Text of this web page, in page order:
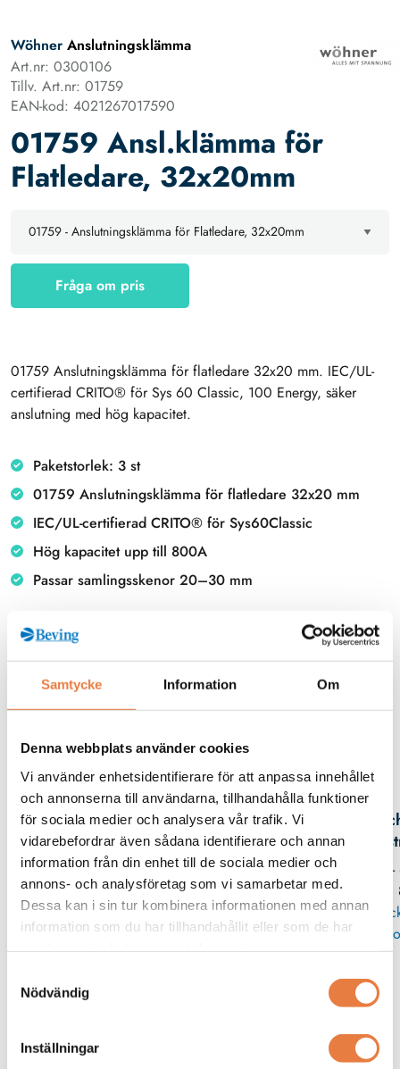
Samtycke Information Om
Denna webbplats använder cookies
Vi använder enhetsidentifierare för att anpassa innehållet
och annonserna till användarna, tillhandahålla funktioner
för sociala medier och analysera vår trafik. Vi
vidarebefordrar även sådana identifierare och annan
information från din enhet till de sociala medier och
annons- och analysföretag som vi samarbetar med.
Dessa kan i sin tur kombinera informationen med annan
information som du har tillhandahållit eller som de har
Nödvändig
Inställningar
Wöhner Anslutningsklämma
Art.nr: 0300106
Tillv. Art.nr: 01759
EAN-kod: 4021267017590
01759 Ansl.klämma för
Flatledare, 32x20mm
Fråga om pris
01759 Anslutningsklämma för flatledare 32x20 mm. IEC/UL-
certifierad CRITO® för Sys 60 Classic, 100 Energy, säker
anslutning med hög kapacitet.
Paketstorlek: 3 st
01759 Anslutningsklämma för flatledare 32x20 mm
IEC/UL-certifierad CRITO® för Sys60Classic
Hög kapacitet upp till 800A
Passar samlingsskenor 20–30 mm
Kontaktperson
08
Anslutningdetaljer och tillbehör
Kamskena
Kamskena till samlingsskenesystem
60 Classic - Anslutningsklämmor